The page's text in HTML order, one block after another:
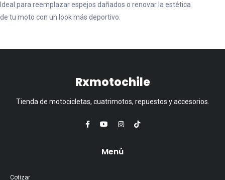
Ideal para reemplazar espejos dañados o renovar la estética
de tu moto con un look más deportivo.
Rxmotochile
Tienda de motocicletas, cuatrimotos, repuestos y accesorios.
Menú
Cotizar